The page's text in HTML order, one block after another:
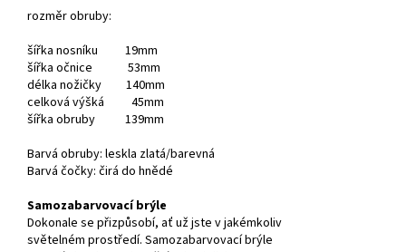
rozměr obruby:
šířka nosníku 19mm
šířka očnice 53mm
délka nožičky 140mm
celková výšká 45mm
šířka obruby 139mm
Barvá obruby: leskla zlatá/barevná
Barvá čočky: čirá do hnědé
Samozabarvovací brýle
Dokonale se přizpůsobí, ať už jste v jakémkoliv
světelném prostředí. Samozabarvovací brýle